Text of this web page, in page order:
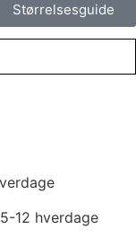
Størrelsesguide
12 hverdage